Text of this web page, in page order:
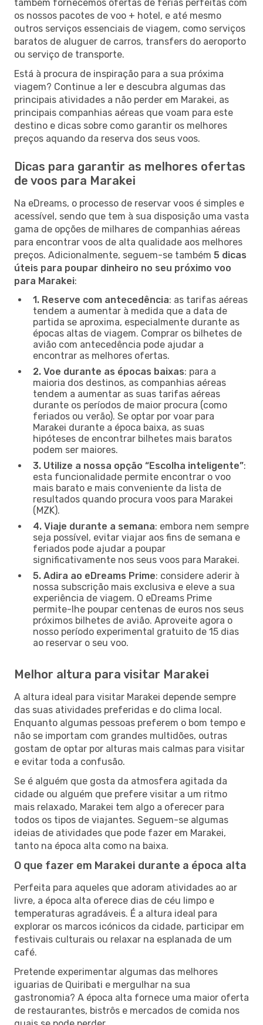
também fornecemos ofertas de férias perfeitas com
os nossos pacotes de voo + hotel, e até mesmo
outros serviços essenciais de viagem, como serviços
baratos de aluguer de carros, transfers do aeroporto
ou serviço de transporte.
Está à procura de inspiração para a sua próxima
viagem? Continue a ler e descubra algumas das
principais atividades a não perder em Marakei, as
principais companhias aéreas que voam para este
destino e dicas sobre como garantir os melhores
preços aquando da reserva dos seus voos.
Dicas para garantir as melhores ofertas
de voos para Marakei
Na eDreams, o processo de reservar voos é simples e
acessível, sendo que tem à sua disposição uma vasta
gama de opções de milhares de companhias aéreas
para encontrar voos de alta qualidade aos melhores
preços. Adicionalmente, seguem-se também 5 dicas
úteis para poupar dinheiro no seu próximo voo
para Marakei:
1. Reserve com antecedência: as tarifas aéreas
tendem a aumentar à medida que a data de
partida se aproxima, especialmente durante as
épocas altas de viagem. Comprar os bilhetes de
avião com antecedência pode ajudar a
encontrar as melhores ofertas.
2. Voe durante as épocas baixas: para a
maioria dos destinos, as companhias aéreas
tendem a aumentar as suas tarifas aéreas
durante os períodos de maior procura (como
feriados ou verão). Se optar por voar para
Marakei durante a época baixa, as suas
hipóteses de encontrar bilhetes mais baratos
podem ser maiores.
3. Utilize a nossa opção “Escolha inteligente”:
esta funcionalidade permite encontrar o voo
mais barato e mais conveniente da lista de
resultados quando procura voos para Marakei
(MZK).
4. Viaje durante a semana: embora nem sempre
seja possível, evitar viajar aos fins de semana e
feriados pode ajudar a poupar
significativamente nos seus voos para Marakei.
5. Adira ao eDreams Prime: considere aderir à
nossa subscrição mais exclusiva e eleve a sua
experiência de viagem. O eDreams Prime
permite-lhe poupar centenas de euros nos seus
próximos bilhetes de avião. Aproveite agora o
nosso período experimental gratuito de 15 dias
ao reservar o seu voo.
Melhor altura para visitar Marakei
A altura ideal para visitar Marakei depende sempre
das suas atividades preferidas e do clima local.
Enquanto algumas pessoas preferem o bom tempo e
não se importam com grandes multidões, outras
gostam de optar por alturas mais calmas para visitar
e evitar toda a confusão.
Se é alguém que gosta da atmosfera agitada da
cidade ou alguém que prefere visitar a um ritmo
mais relaxado, Marakei tem algo a oferecer para
todos os tipos de viajantes. Seguem-se algumas
ideias de atividades que pode fazer em Marakei,
tanto na época alta como na baixa.
O que fazer em Marakei durante a época alta
Perfeita para aqueles que adoram atividades ao ar
livre, a época alta oferece dias de céu limpo e
temperaturas agradáveis. É a altura ideal para
explorar os marcos icónicos da cidade, participar em
festivais culturais ou relaxar na esplanada de um
café.
Pretende experimentar algumas das melhores
iguarias de Quiribati e mergulhar na sua
gastronomia? A época alta fornece uma maior oferta
de restaurantes, bistrôs e mercados de comida nos